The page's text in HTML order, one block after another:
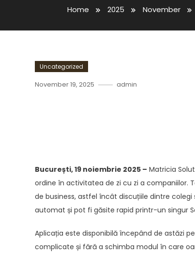
Home 2025 November
Uncategorized
November 19, 2025 admin
București, 19 noiembrie 2025 – Matricia
ordine în activitatea de zi cu zi a companiilor.
de business, astfel încât discuțiile dintre
automat și pot fi găsite rapid printr-un singur
Aplicația este disponibilă începând de astăzi
complicate și fără a schimba modul în care